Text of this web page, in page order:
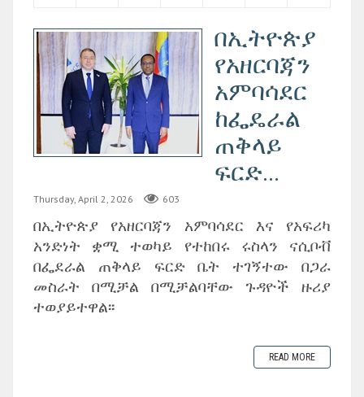
በኢትዮጵያ
የአዘርባጃን
አምባሳደር
ከፌዴራል
ጠቅላይ
ፍርድ...
Thursday, April 2, 2026 603
በኢትዮጵያ የአዘርባጃን አምባሳደር እና የአፍሪካ
አንድነት ቋሚ ተወካይ የተከበሩ ሩስላን ናሲቦቭ
በፌደራል ጠቅላይ ፍርድ ቤት ተገኝተው በጋራ
መስራት በሚቻል በሚቻልባቸው ጉዳዮች ዙሪያ
ተወያይተዋል፡፡
READ MORE